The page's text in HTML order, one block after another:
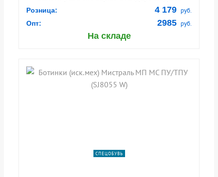
Розница: 4 179 руб.
Опт: 2985 руб.
На складе
СПЕЦОБУВЬ